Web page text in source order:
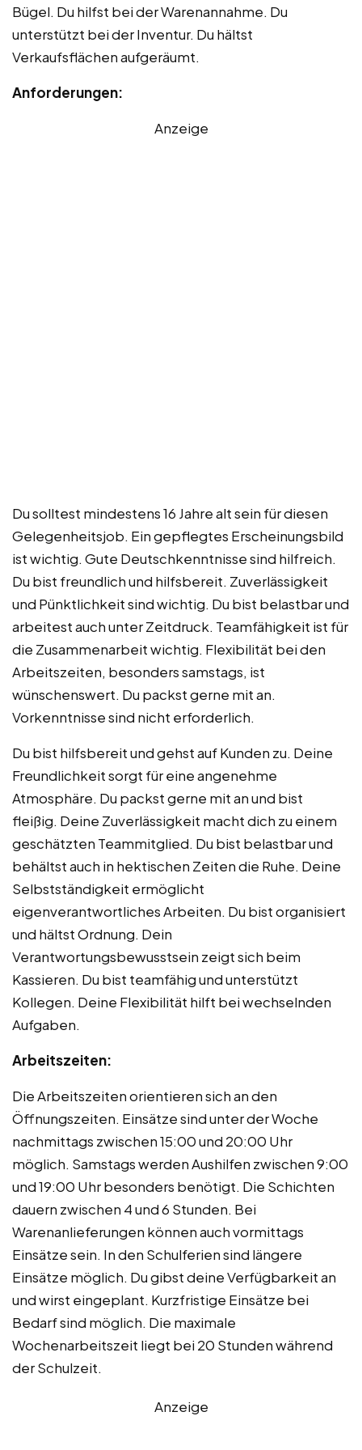
Bügel. Du hilfst bei der Warenannahme. Du
unterstützt bei der Inventur. Du hältst
Verkaufsflächen aufgeräumt.
Anforderungen:
Anzeige
Du solltest mindestens 16 Jahre alt sein für diesen
Gelegenheitsjob. Ein gepflegtes Erscheinungsbild
ist wichtig. Gute Deutschkenntnisse sind hilfreich.
Du bist freundlich und hilfsbereit. Zuverlässigkeit
und Pünktlichkeit sind wichtig. Du bist belastbar und
arbeitest auch unter Zeitdruck. Teamfähigkeit ist für
die Zusammenarbeit wichtig. Flexibilität bei den
Arbeitszeiten, besonders samstags, ist
wünschenswert. Du packst gerne mit an.
Vorkenntnisse sind nicht erforderlich.
Du bist hilfsbereit und gehst auf Kunden zu. Deine
Freundlichkeit sorgt für eine angenehme
Atmosphäre. Du packst gerne mit an und bist
fleißig. Deine Zuverlässigkeit macht dich zu einem
geschätzten Teammitglied. Du bist belastbar und
behältst auch in hektischen Zeiten die Ruhe. Deine
Selbstständigkeit ermöglicht
eigenverantwortliches Arbeiten. Du bist organisiert
und hältst Ordnung. Dein
Verantwortungsbewusstsein zeigt sich beim
Kassieren. Du bist teamfähig und unterstützt
Kollegen. Deine Flexibilität hilft bei wechselnden
Aufgaben.
Arbeitszeiten:
Die Arbeitszeiten orientieren sich an den
Öffnungszeiten. Einsätze sind unter der Woche
nachmittags zwischen 15:00 und 20:00 Uhr
möglich. Samstags werden Aushilfen zwischen 9:00
und 19:00 Uhr besonders benötigt. Die Schichten
dauern zwischen 4 und 6 Stunden. Bei
Warenanlieferungen können auch vormittags
Einsätze sein. In den Schulferien sind längere
Einsätze möglich. Du gibst deine Verfügbarkeit an
und wirst eingeplant. Kurzfristige Einsätze bei
Bedarf sind möglich. Die maximale
Wochenarbeitszeit liegt bei 20 Stunden während
der Schulzeit.
Anzeige